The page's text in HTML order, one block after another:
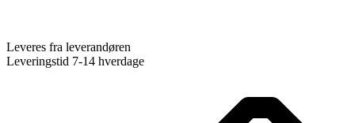
Leveres fra leverandøren
Leveringstid 7-14 hverdage